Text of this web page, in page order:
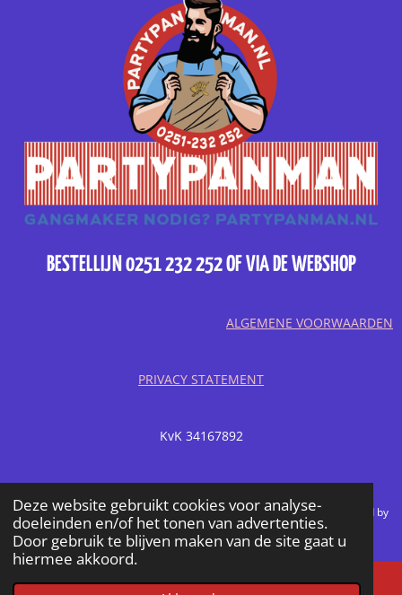
Deze website gebruikt cookies voor analyse-
doeleinden en/of het tonen van advertenties.
Door gebruik te blijven maken van de site gaat u
hiermee akkoord.
BESTELLIJN 0251 232 252 OF VIA DE WEBSHOP
ALGEMENE VOORWAARDEN
PRIVACY STATEMENT
KvK 34167892
© 2022 partypanman.nl is een initiatief van slagerij de Roode en powered by
scheelings&dochter